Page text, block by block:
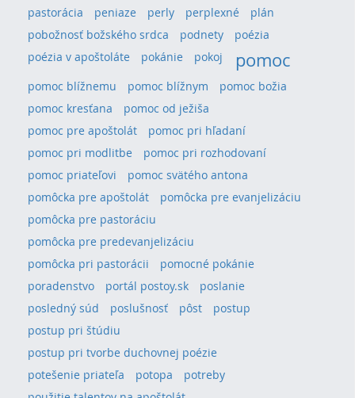
pastorácia
peniaze perly perplexné
plán
pobožnosť božského srdca
podnety
poézia
poézia v apoštoláte
pokánie pokoj pomoc
pomoc blížnemu pomoc blížnym
pomoc božia
pomoc kresťana
pomoc od ježiša
pomoc pre apoštolát
pomoc pri hľadaní
pomoc pri modlitbe
pomoc pri rozhodovaní
pomoc priateľovi
pomoc svätého antona
pomôcka pre apoštolát
pomôcka pre evanjelizáciu
pomôcka pre pastoráciu
pomôcka pre predevanjelizáciu
pomôcka pri pastorácii
pomocné pokánie
poradenstvo
portál postoy.sk
poslanie
posledný súd
poslušnosť pôst
postup
postup pri štúdiu
postup pri tvorbe duchovnej poézie
potešenie priateľa
potopa
potreby